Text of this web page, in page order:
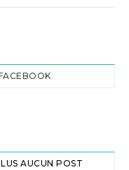
AUCUN POST